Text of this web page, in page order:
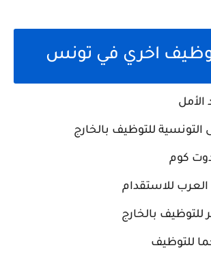
اخري في تونس
التونسية للتوظيف بالخارج
كوم
للاستقدام
للتوظيف بالخارج
للتوظيف